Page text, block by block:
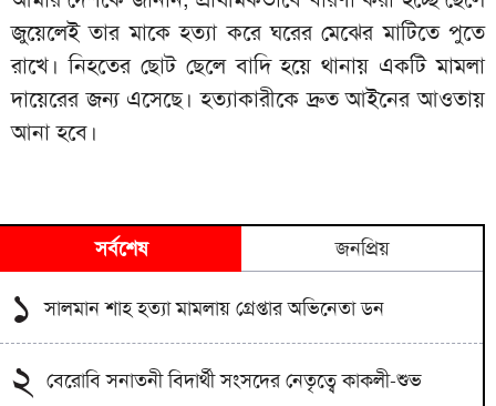
জুয়েলেই তার মাকে হত্যা করে ঘরের মেঝের মাটিতে পুতে
রাখে। নিহতের ছোট ছেলে বাদি হয়ে থানায় একটি মামলা
দায়েরের জন্য এসেছে। হত্যাকারীকে দ্রুত আইনের আওতায়
আনা হবে।
সর্বশেষ জনপ্রিয়
১ সালমান শাহ হত্যা মামলায় গ্রেপ্তার অভিনেতা ডন
২ বেরোবি সনাতনী বিদার্থী সংসদের নেতৃত্বে কাকলী-শুভ